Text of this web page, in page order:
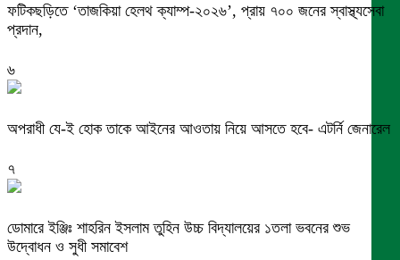
ফটিকছড়িতে ‘তাজকিয়া হেলথ ক্যাম্প-২০২৬’, প্রায় ৭০০ জনের স্বাস্থ্যসেবা
প্রদান,
৬
অপরাধী যে-ই হোক তাকে আইনের আওতায় নিয়ে আসতে হবে- এটর্নি জেনারেল
৭
ডোমারে ইঞ্জিঃ শাহরিন ইসলাম তুহিন উচ্চ বিদ্যালয়ের ১তলা ভবনের শুভ
উদ্বোধন ও সুধী সমাবেশ